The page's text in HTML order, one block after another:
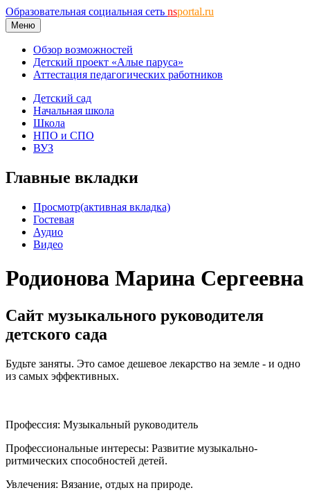
Образовательная социальная сеть nsportal.ru
Меню
Обзор возможностей
Детский проект «Алые паруса»
Аттестация педагогических работников
Детский сад
Начальная школа
Школа
НПО и СПО
ВУЗ
Главные вкладки
Просмотр(активная вкладка)
Гостевая
Аудио
Видео
Родионова Марина Сергеевна
Сайт музыкального руководителя
детского сада
Будьте заняты. Это самое дешевое лекарство на земле - и одно
из самых эффективных.
Профессия: Музыкальный руководитель
Профессиональные интересы: Развитие музыкально-
ритмических способностей детей.
Увлечения: Вязание, отдых на природе.